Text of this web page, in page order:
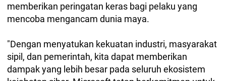
memberikan peringatan keras bagi pelaku yang
mencoba mengancam dunia maya.
"Dengan menyatukan kekuatan industri, masyarakat
sipil, dan pemerintah, kita dapat memberikan
dampak yang lebih besar pada seluruh ekosistem